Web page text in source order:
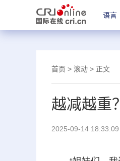
语言
首页 > 滚动 > 正文
越减越重
2025-09-14 18:33:09